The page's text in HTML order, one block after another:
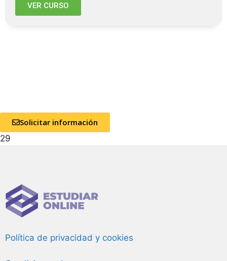
VER CURSO
Solicitar información
29
Política de privacidad y cookies